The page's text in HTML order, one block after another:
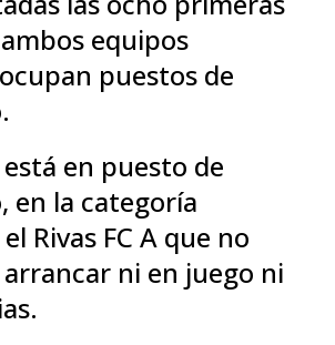
equipos
puestos de
en puesto de
en la categoría
Rivas FC A que no
arrancar ni en juego ni